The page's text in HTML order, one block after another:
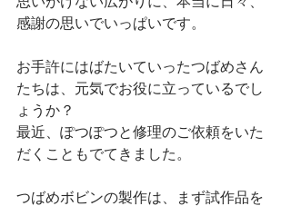
感謝の思いでいっぱいです。
お手許にはばたいていったつばめさん
たちは、元気でお役に立っているでし
ょうか？
最近、ぽつぽつと修理のご依頼をいた
だくこともでてきました。
つばめボビンの製作は、まず試作品を